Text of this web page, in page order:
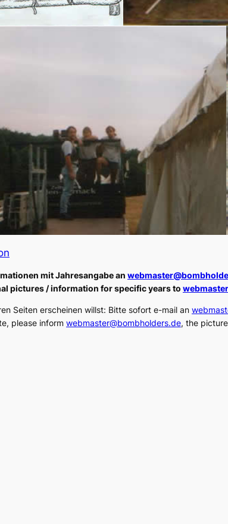
mit Jahresangabe an
pictures / information for specific years to
Seiten erscheinen willst: Bitte sofort e-mail an
please inform webmaster@bombholders.de, the